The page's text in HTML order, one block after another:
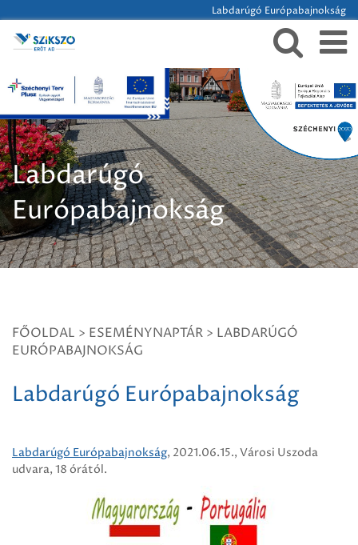
Labdarúgó Európabajnokság
Labdarúgó
Európabajnokság
FŐOLDAL > ESEMÉNYNAPTÁR > LABDARÚGÓ
EURÓPABAJNOKSÁG
Labdarúgó Európabajnokság
Labdarúgó Európabajnokság, 2021.06.15., Városi Uszoda
udvara, 18 órától.